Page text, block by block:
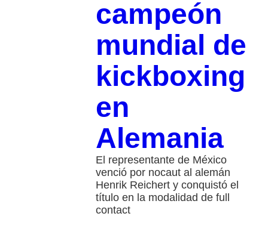
campeón
mundial de
kickboxing
en
Alemania
El representante de México
venció por nocaut al alemán
Henrik Reichert y conquistó el
título en la modalidad de full
contact